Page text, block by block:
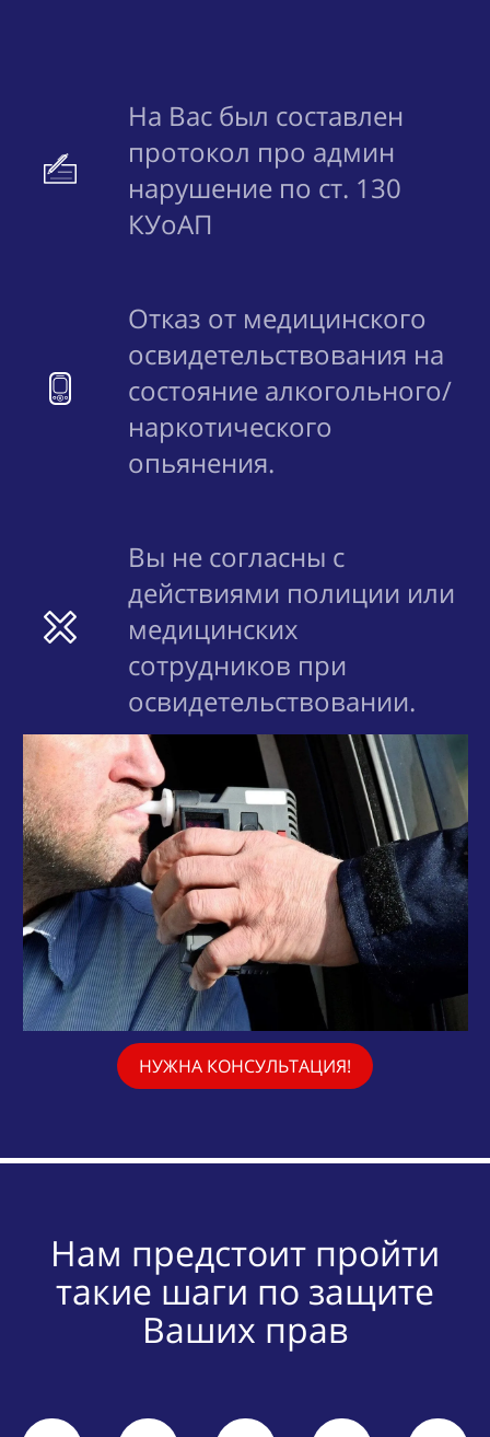
На Вас был составлен
протокол про админ
нарушение по ст. 130
КУоАП
Отказ от медицинского
освидетельствования на
состояние алкогольного/
наркотического
опьянения.
Вы не согласны с
действиями полиции или
медицинских
сотрудников при
освидетельствовании.
НУЖНА КОНСУЛЬТАЦИЯ!
Нам предстоит пройти
такие шаги по защите
Ваших прав